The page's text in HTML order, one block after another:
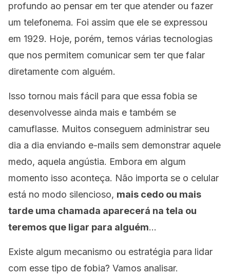
profundo ao pensar em ter que atender ou fazer
um telefonema. Foi assim que ele se expressou
em 1929. Hoje, porém, temos várias tecnologias
que nos permitem comunicar sem ter que falar
diretamente com alguém.
Isso tornou mais fácil para que essa fobia se
desenvolvesse ainda mais e também se
camuflasse. Muitos conseguem administrar seu
dia a dia enviando e-mails sem demonstrar aquele
medo, aquela angústia. Embora em algum
momento isso aconteça. Não importa se o celular
está no modo silencioso, mais cedo ou mais
tarde uma chamada aparecerá na tela ou
teremos que ligar para alguém…
Existe algum mecanismo ou estratégia para lidar
com esse tipo de fobia? Vamos analisar.